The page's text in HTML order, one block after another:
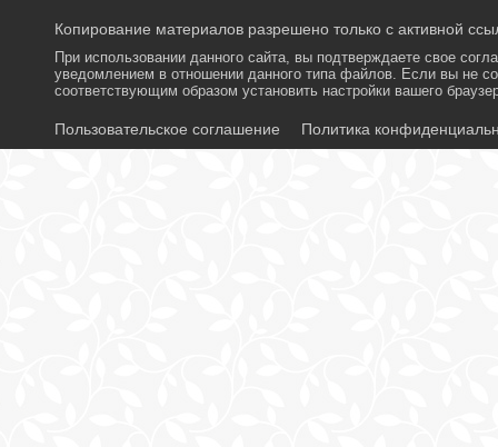
Копирование материалов разрешено только с активной
При использовании данного сайта, вы подтверждаете свое
уведомлением в отношении данного типа файлов. Если вы не
соответствующим образом установить настройки вашего
Пользовательское соглашение Политика